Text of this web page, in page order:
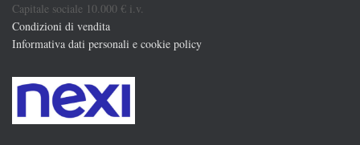
Capitale sociale 10.000 € i.v.
Condizioni di vendita
Informativa dati personali e cookie policy